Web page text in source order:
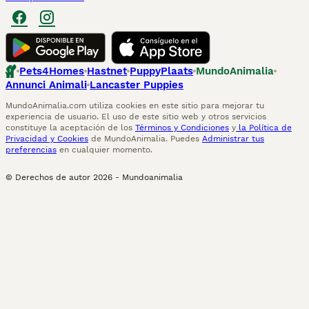
Pets4Homes Hastnet PuppyPlaats MundoAnimalia
Annunci Animali Lancaster Puppies
MundoAnimalia.com utiliza cookies en este sitio para mejorar tu
experiencia de usuario. El uso de este sitio web y otros servicios
constituye la aceptación de los Términos y Condiciones y la Política de
Privacidad y Cookies de MundoAnimalia. Puedes Administrar tus
preferencias en cualquier momento.
© Derechos de autor 2026 - Mundoanimalia